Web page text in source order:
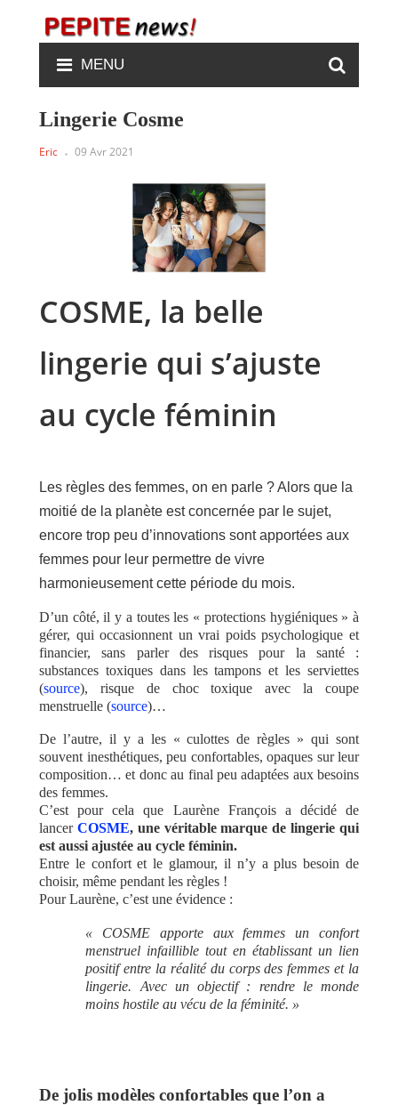
MENU
Lingerie Cosme
Eric 09 Avr 2021
COSME, la belle
lingerie qui s’ajuste
au cycle féminin
Les règles des femmes, on en parle ? Alors que la
moitié de la planète est concernée par le sujet,
encore trop peu d’innovations sont apportées aux
femmes pour leur permettre de vivre
harmonieusement cette période du mois.
D’un côté, il y a toutes les « protections hygiéniques » à
gérer, qui occasionnent un vrai poids psychologique et
financier, sans parler des risques pour la santé :
substances toxiques dans les tampons et les serviettes
(source), risque de choc toxique avec la coupe
menstruelle (source)…
De l’autre, il y a les « culottes de règles » qui sont
souvent inesthétiques, peu confortables, opaques sur leur
composition… et donc au final peu adaptées aux besoins
des femmes.
C’est pour cela que Laurène François a décidé de
lancer COSME, une véritable marque de lingerie qui
est aussi ajustée au cycle féminin.
Entre le confort et le glamour, il n’y a plus besoin de
choisir, même pendant les règles !
Pour Laurène, c’est une évidence :
« COSME apporte aux femmes un confort
menstruel infaillible tout en établissant un lien
positif entre la réalité du corps des femmes et la
lingerie. Avec un objectif : rendre le monde
moins hostile au vécu de la féminité. »
De jolis modèles confortables que l’on a